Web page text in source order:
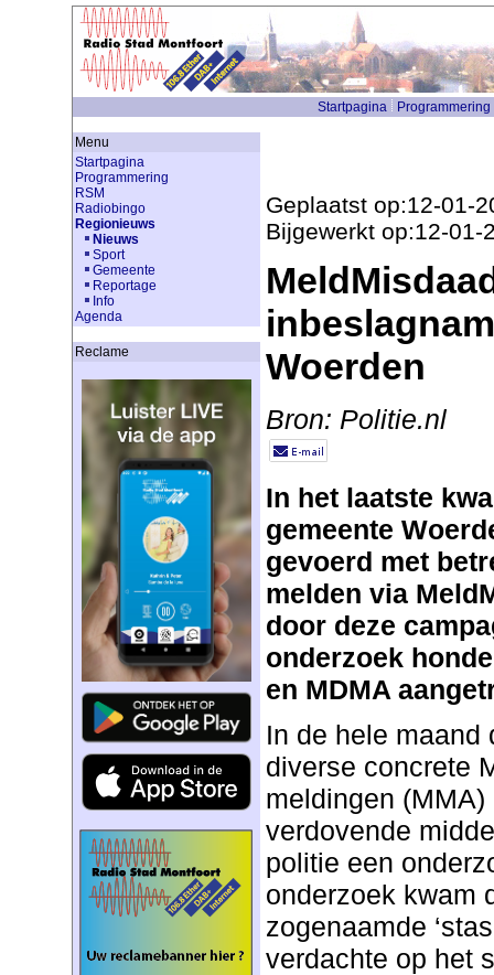
Startpagina Programmering
Menu
Startpagina
Programmering
RSM
Radiobingo
Regionieuws
Nieuws
Sport
Gemeente
Reportage
Info
Agenda
Reclame
Geplaatst op:12-01-
Bijgewerkt op:12-01-
Woerden
Bron: Politie.nl
In het laatste
gemeente
gevoerd met
melden via
door deze
onderzoek
en MDMA
In de hele maand
diverse concrete
meldingen
verdovende
politie een
onderzoek kwam
zogenaamde
verdachte op het